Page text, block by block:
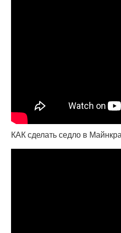
КАК сделать седло в